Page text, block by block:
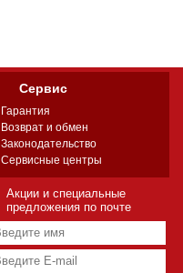
Сервис
Гарантия
Возврат и обмен
Законодательство
Сервисные центры
Акции и специальные
предложения по почте